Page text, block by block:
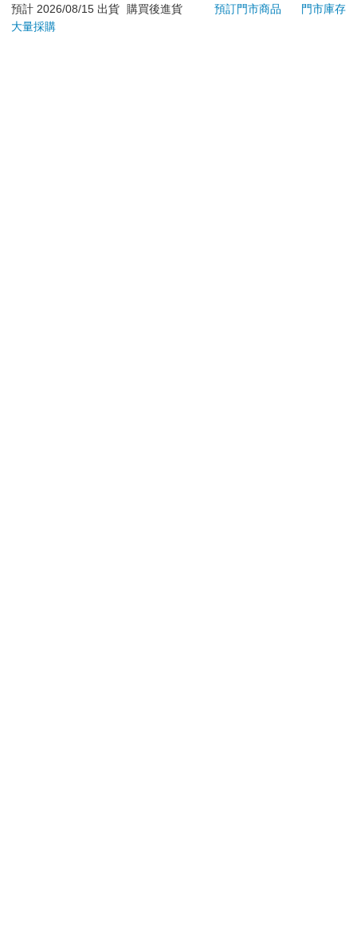
退換貨須知：
**提醒您，鑑賞期不等於試用期，退回商品須為全新狀態**
預計 2026/08/15 出貨
購買後進貨 預訂門市商品
門市庫存
大量採購